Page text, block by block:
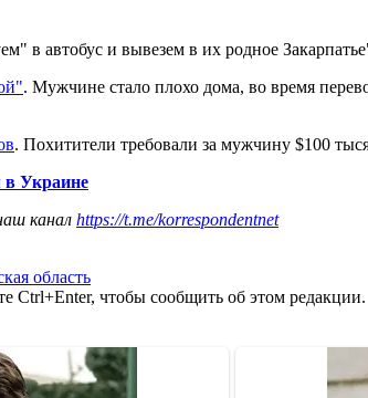
в автобус и вывезем в их родное
. Мужчине стало плохо дома, во время
. Похитители требовали за мужчину $100
Украине
канал https://t.me/korrespondentnet
область
Ctrl+Enter, чтобы сообщить об этом редакции.